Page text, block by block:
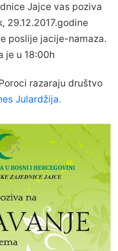
Jajce vas poziva
29.12.2017.godine
poslije jacije-namaza.
je u 18:00h
razaraju društvo
Julardžija.